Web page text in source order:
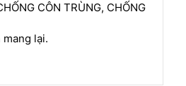
CÔN TRÙNG, CHỐNG
lại.